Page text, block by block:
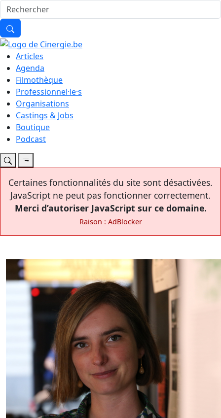
Articles
Agenda
Filmothèque
Professionnel·le·s
Organisations
Castings & Jobs
Boutique
Podcast
Certaines fonctionnalités du site sont désactivées.
JavaScript ne peut pas fonctionner correctement.
Merci d’autoriser JavaScript sur ce domaine.
Raison : AdBlocker